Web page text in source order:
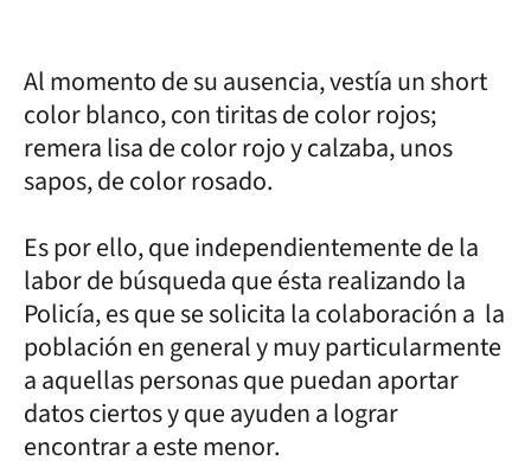
Al momento de su ausencia, vestía un short
color blanco, con tiritas de color rojos;
remera lisa de color rojo y calzaba, unos
sapos, de color rosado.
Es por ello, que independientemente de la
labor de búsqueda que ésta realizando la
Policía, es que se solicita la colaboración a la
población en general y muy particularmente
a aquellas personas que puedan aportar
datos ciertos y que ayuden a lograr
encontrar a este menor.